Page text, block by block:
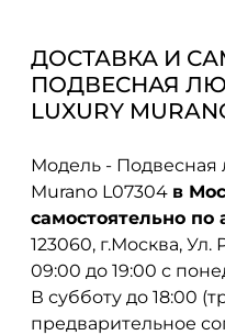
ДОСТАВКА И
ПОДВЕСНАЯ
LUXURY
Модель - Подвесная
Murano L07304 в
самостоятельно по
123060, г.Москва, Ул.
09:00 до 19:00 с
В субботу до 18:00
предварительное